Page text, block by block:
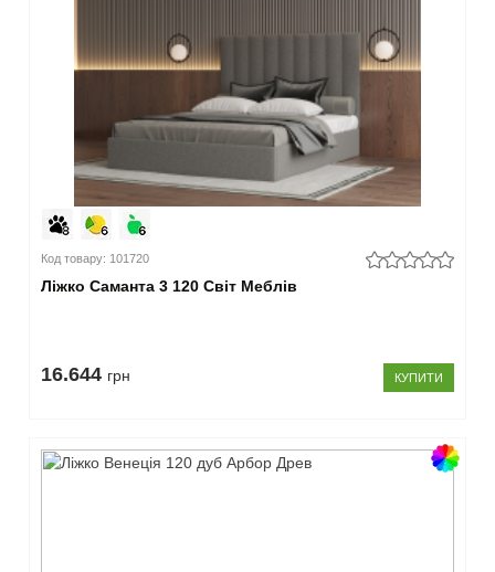
Код товару: 101720
Ліжко Саманта 3 120 Світ Меблів
16.644 грн КУПИТИ